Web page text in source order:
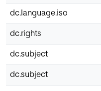
dc.language.iso
dc.rights
dc.subject
dc.subject